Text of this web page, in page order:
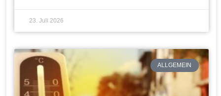
23. Juli 2026
ALLGEMEIN